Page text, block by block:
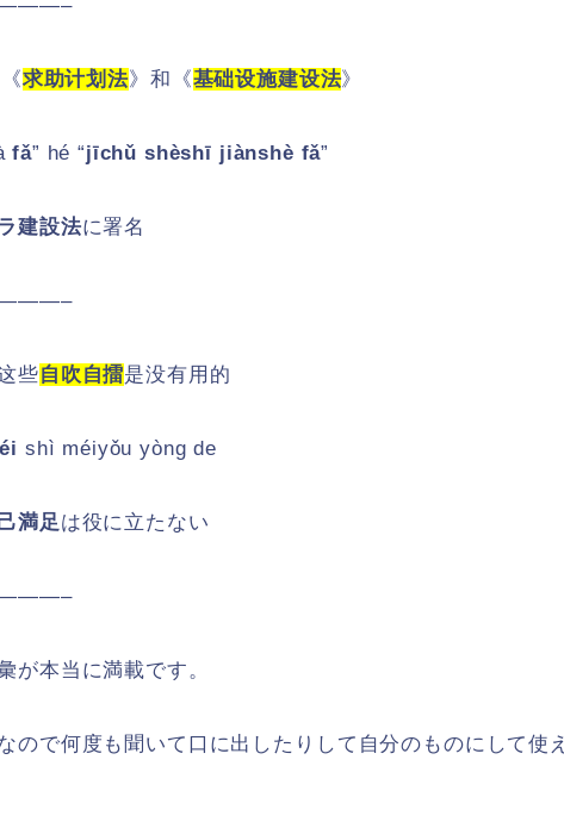
求助计划法》和《基础设施建设法》
fǎ” hé “jīchǔ shèshī jiànshè fǎ”
建設法に署名
些自吹自擂是没有用的
shì méiyǒu yòng de
満足 は役に立たない
が本当に満載です。
ので何度も聞いて口に出したりして自分のものにして使